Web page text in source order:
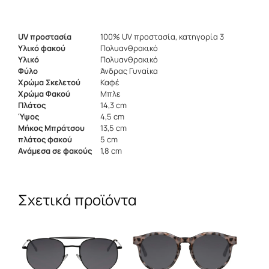
UV προστασία
100% UV προστασία, κατηγορία 3
Υλικό φακού
Πολυανθρακικό
Υλικό
Πολυανθρακικό
Φύλο
Άνδρας Γυναίκα
Χρώμα Σκελετού
Καφέ
Χρώμα Φακού
Μπλε
Πλάτος
14,3 cm
Ύψος
4,5 cm
Μήκος Μπράτσου
13,5 cm
πλάτος φακού
5 cm
Ανάμεσα σε φακούς
1,8 cm
Σχετικά προϊόντα
το
προϊόν
έχει
το
προϊόν
έχει